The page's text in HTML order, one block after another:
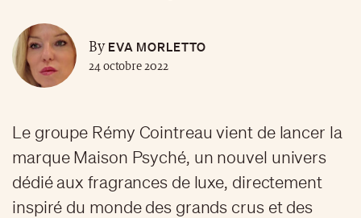
ByEVA MORLETTO
24 octobre 2022
Le groupe Rémy Cointreau vient de lancer la
marque Maison Psyché, un nouvel univers
dédié aux fragrances de luxe, directement
inspiré du monde des grands crus et des